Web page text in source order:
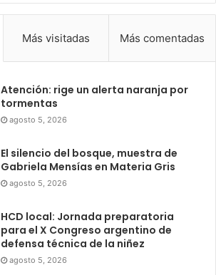
Más visitadas Más comentadas
Atención: rige un alerta naranja por
tormentas
agosto 5, 2026
El silencio del bosque, muestra de
Gabriela Mensías en Materia Gris
agosto 5, 2026
HCD local: Jornada preparatoria
para el X Congreso argentino de
defensa técnica de la niñez
agosto 5, 2026